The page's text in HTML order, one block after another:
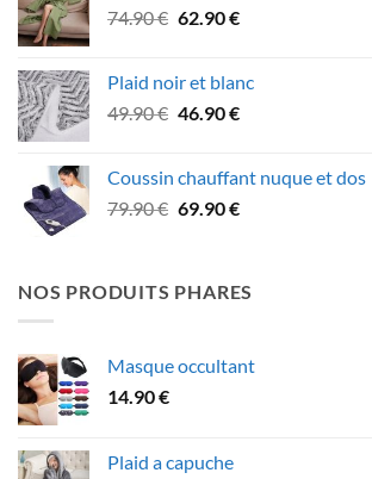
117.90 €.
74.90€ Le
était :
74.90 €.
62.90€Le
est :
62.90 €.
Plaid noir et blanc
49.90€ Le
était :
49.90 €.
46.90€Le
est :
46.90 €.
Coussin chauffant nuque et dos
79.90€ Le
était :
69.90€Le
est :
NOS PRODUITS PHARES
Masque occultant
14.90€
Plaid a capuche